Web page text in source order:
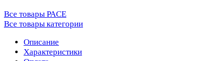
Все товары PACE
Все товары категории
Описание
Характеристики